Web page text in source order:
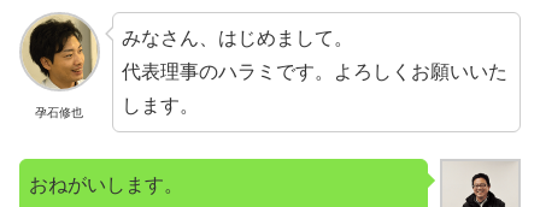
孕石修也
みなさん、はじめまして。
代表理事のハラミです。よろしくお願いいた
します。
おねがいします。